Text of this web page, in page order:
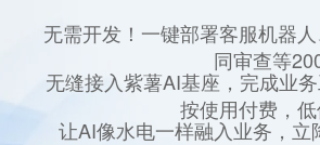
无需开发！一键部署客服机器
同审查等
无缝接入紫薯AI基座，完成业务
按使用付费，
让AI像水电一样融入业务，立